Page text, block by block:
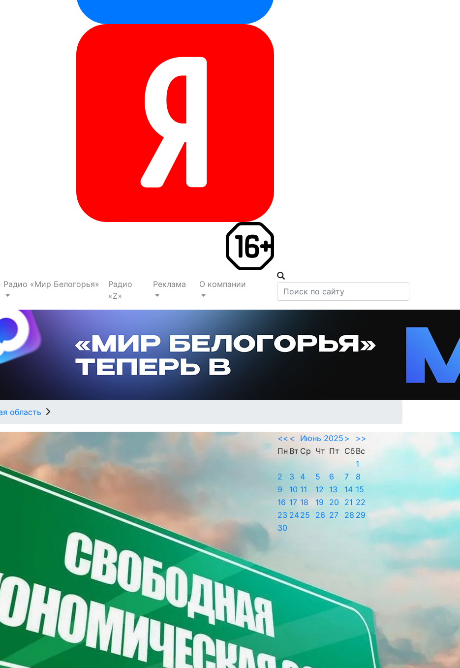
Радио «Мир Белогорья»
Радио
«Z»
Реклама О компании
область
<< < Июнь 2025 >
>>
Пн Вт Ср Чт Пт СбВс
1
2
3 4 5 6 7
8
9
10 11 12 13 14 15
16 17 18 19 20 21 22
23 2425 26 27 28 29
30